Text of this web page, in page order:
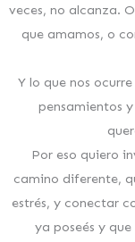
veces, no alcanza.
que amamos, o
Y lo que nos
pensamientos
Por eso quiero
camino diferente,
estrés, y conectar
ya poseés y